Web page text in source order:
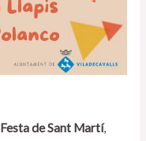
Festa de Sant Martí,